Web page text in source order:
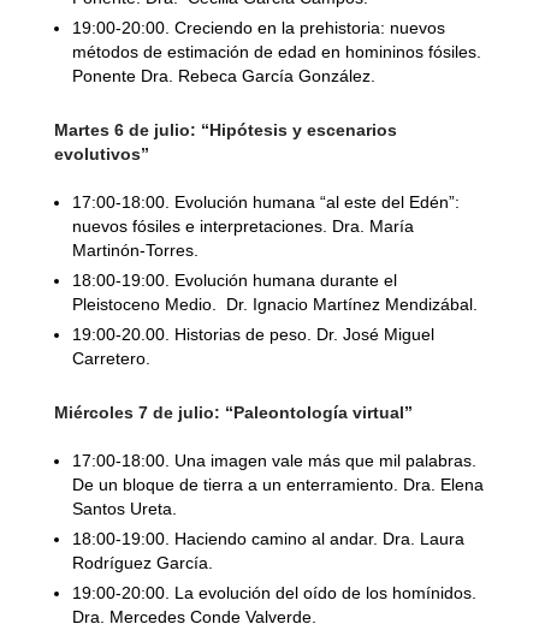
19:00-20:00. Creciendo en la prehistoria: nuevos
métodos de estimación de edad en homininos fósiles.
Ponente Dra. Rebeca García González.
Martes 6 de julio: “Hipótesis y escenarios
evolutivos”
17:00-18:00. Evolución humana “al este del Edén”:
nuevos fósiles e interpretaciones. Dra. María
Martinón-Torres.
18:00-19:00. Evolución humana durante el
Pleistoceno Medio. Dr. Ignacio Martínez Mendizábal.
19:00-20.00. Historias de peso. Dr. José Miguel
Carretero.
Miércoles 7 de julio: “Paleontología virtual”
17:00-18:00. Una imagen vale más que mil palabras.
De un bloque de tierra a un enterramiento. Dra. Elena
Santos Ureta.
18:00-19:00. Haciendo camino al andar. Dra. Laura
Rodríguez García.
19:00-20:00. La evolución del oído de los homínidos.
Dra. Mercedes Conde Valverde.